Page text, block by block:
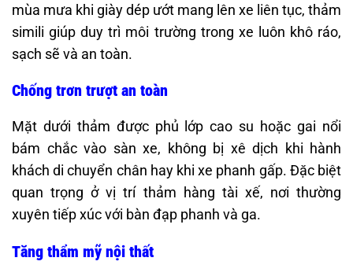
mùa mưa khi giày dép ướt mang lên xe liên tục, thảm
simili giúp duy trì môi trường trong xe luôn khô ráo,
sạch sẽ và an toàn.
Chống trơn trượt an toàn
Mặt dưới thảm được phủ lớp cao su hoặc gai nổi
bám chắc vào sàn xe, không bị xê dịch khi hành
khách di chuyển chân hay khi xe phanh gấp. Đặc biệt
quan trọng ở vị trí thảm hàng tài xế, nơi thường
xuyên tiếp xúc với bàn đạp phanh và ga.
Tăng thẩm mỹ nội thất